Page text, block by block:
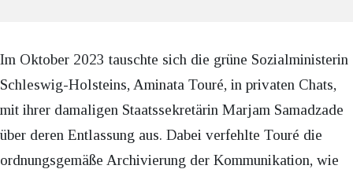
Im Oktober 2023 tauschte sich die grüne Sozialministerin
Schleswig-Holsteins, Aminata Touré, in privaten Chats,
mit ihrer damaligen Staatssekretärin Marjam Samadzade
über deren Entlassung aus. Dabei verfehlte Touré die
ordnungsgemäße Archivierung der Kommunikation, wie